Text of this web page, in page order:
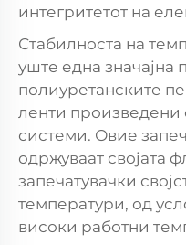
интегритетот на
Стабилноста на
уште една значајна
полиуретанските
ленти произведени
системи. Овие
одржуваат својата
запечатувачки
температури, од
високи работни